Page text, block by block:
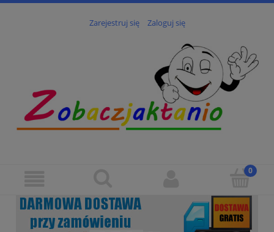
Zarejestruj się Zaloguj się